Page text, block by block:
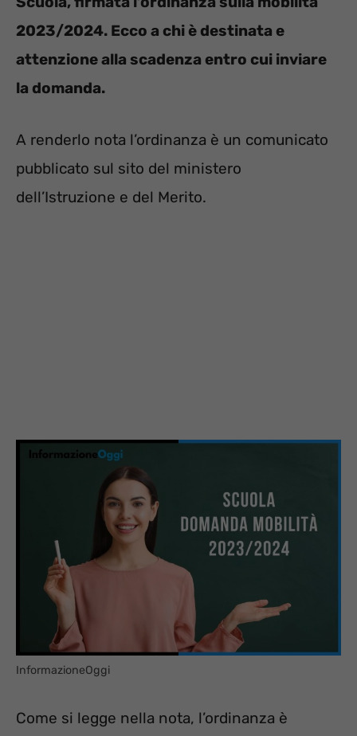
2023/2024. Ecco a chi è destinata e
attenzione alla scadenza entro cui inviare
la domanda.
A renderlo nota l’ordinanza è un comunicato
pubblicato sul sito del ministero
dell’Istruzione e del Merito.
InformazioneOggi
Come si legge nella nota, l’ordinanza è